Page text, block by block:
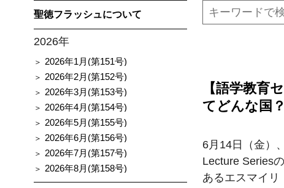
聖徳フラッシュについて
2026年
2026年1月(第151号)
2026年2月(第152号)
2026年3月(第153号)
2026年4月(第154号)
2026年5月(第155号)
2026年6月(第156号)
2026年7月(第157号)
2026年8月(第158号)
【語学教育
てどんな国？
6月14日（金）
Lecture Series
あるエスマイリ